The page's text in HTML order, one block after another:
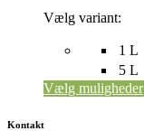
1 L
5 L
Vælg variant:
Vælg muligheder
varesiden
Kontakt